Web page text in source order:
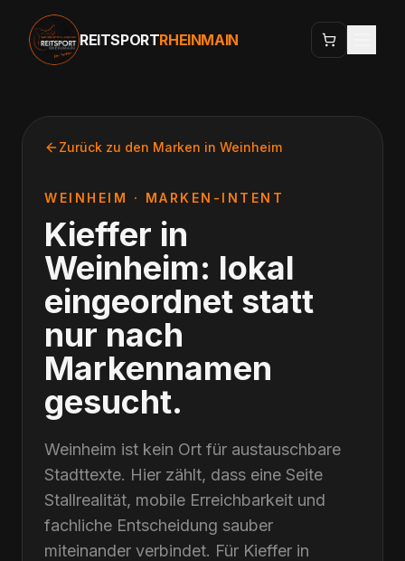
REITSPORTRHEINMAIN
Zurück zu den Marken in Weinheim
WEINHEIM · MARKEN-INTENT
Kieffer in
Weinheim: lokal
eingeordnet statt
nur nach
Markennamen
gesucht.
Weinheim ist kein Ort für austauschbare
Stadttexte. Hier zählt, dass eine Seite
Stallrealität, mobile Erreichbarkeit und
fachliche Entscheidung sauber
miteinander verbindet. Für Kieffer in